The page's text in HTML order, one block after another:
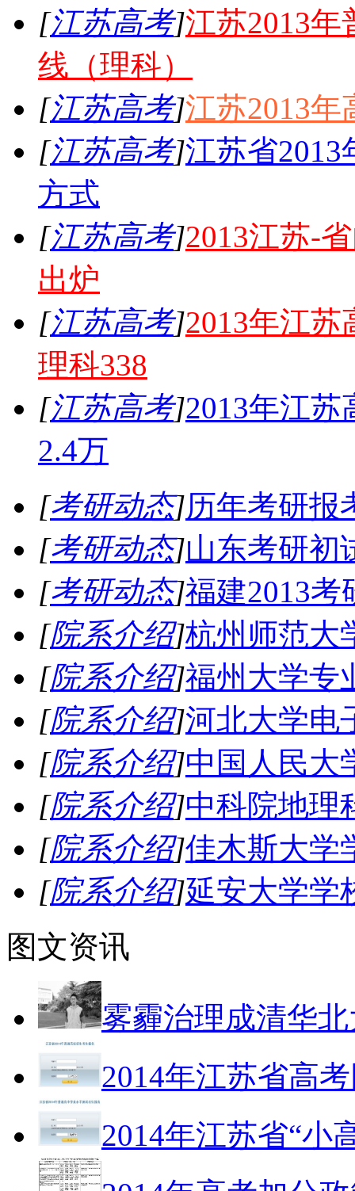
[江苏高考]江苏2013
线（理科）
[江苏高考]江苏2013
[江苏高考]江苏省
方式
[江苏高考]2013江苏-
出炉
[江苏高考]2013年江苏
理科338
[江苏高考]2013年江苏
2.4万
[考研动态]历年考研报
[考研动态]山东考研初
[考研动态]福建2013考
[院系介绍]杭州师范大
[院系介绍]福州大学专
[院系介绍]河北大学电
[院系介绍]中国人民大
[院系介绍]中科院地理
[院系介绍]佳木斯大学
[院系介绍]延安大学学
图文资讯
雾霾治理成清华
2014年江苏省高
2014年江苏省“小